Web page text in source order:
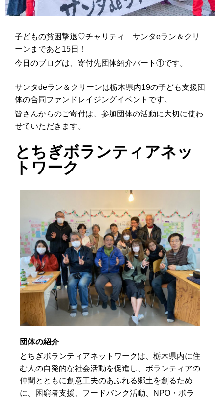
子どもの貧困撃退♡チャリティ サンタeラン＆クリ
ーンまであと15日！
今日のブログは、寄付先団体紹介パート①です。
サンタdeラン＆クリーンは栃木県内19の子ども支援団
体の合同ファンドレイジングイベントです。
皆さんからのご寄付は、参加団体の活動に大切に使わ
せていただきます。
とちぎボランティアネッ
トワーク
団体の紹介
とちぎボランティアネットワークは、栃木県内に住
む人の自発的な社会活動を促進し、ボランティアの
仲間とともに創意工夫のあふれる郷土を創るため
に、困窮者支援、フードバンク活動、NPO・ボラ